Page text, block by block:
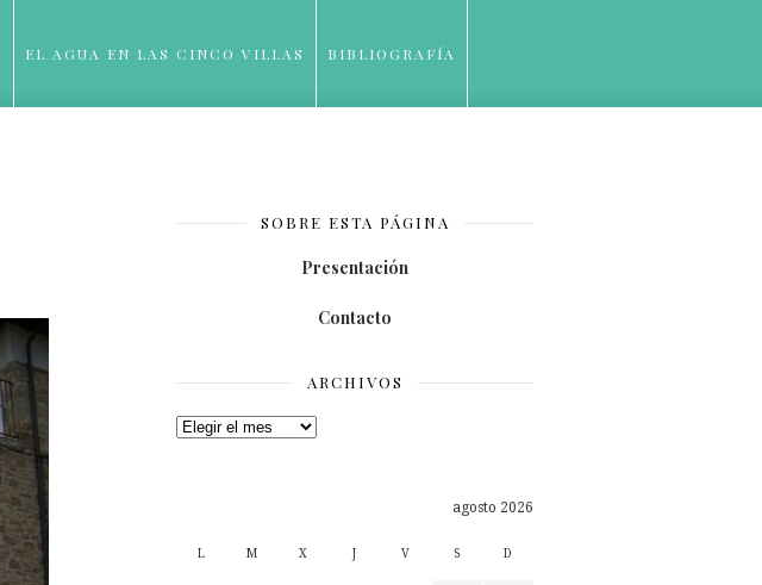
EL AGUA EN LAS CINCO VILLAS BIBLIOGRAFÍA
SOBRE ESTA PÁGINA
Presentación
Contacto
ARCHIVOS
Archivos
agosto 2026
L M X J V S D